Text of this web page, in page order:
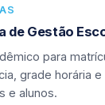
de Gestão
para
grade horária
e alunos.